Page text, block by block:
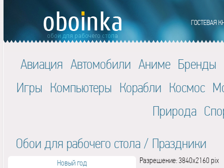
Авиация Автомобили Аниме Бренды
Игры Компьютеры Корабли Космос
Природа
Обои для рабочего стола / Праздники
Новый год Разрешение: 3840x2160 pix